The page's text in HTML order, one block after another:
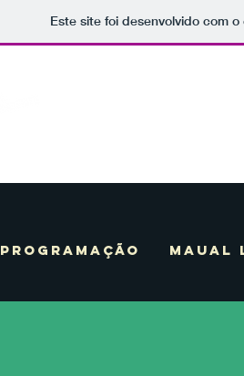
Este site foi desenvolvido com
Programação Maual